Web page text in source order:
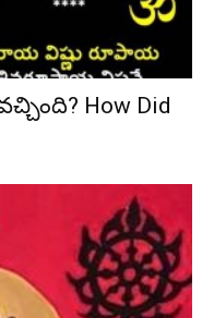
How Did